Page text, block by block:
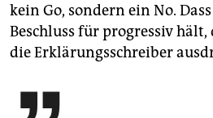
kein Go, sondern ein No.
Beschluss für progressiv hält,
die Erklärungsschreiber
